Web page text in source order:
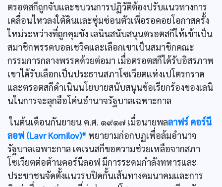
ตรอตสกีถูกจับและขบวนการปฏิวัติต้องปรับแนวทางการ
เคลื่อนไหวลงใต้ดินและซุ่มซ่อนตัวเพื่อรอคอยโอกาสครั้ง
ใหม่ระหว่างที่ถูกคุมขัง เลนินสนับสนุนตรอตสกีให้เข้าเป็น
สมาชิกพรรคบอลเชวิคและเลือกเขาเป็นสมาชิกคณะ
กรรมการกลางพรรคด้วยต่อมา เมื่อตรอตสกีได้รับอิสรภาพ
เขาได้รับเลือกเป็นประธานสภาโซเวียตแห่งเปโตรกราด
และตรอตสกีดำเนินนโยบายสนับสนุนข้อเรียกร้องของเลนิ
นในการจะลุกฮือโค่นอำนาจรัฐบาลเฉพาะกาล
ในต้นเดือนกันยายน ค.ศ. ๑๙๑๗ เมื่อนายพลลาฟร์ คอร์นี
ลอฟ (Lavr Kornilov)* พยายามก่อกบฏเพื่อล้มอำนาจ
รัฐบาลเฉพาะกาล เคเรนสกีขอความช่วยเหลือจากสภา
โซเวียตต่อต้านคอร์นีลอฟ มีการระดมกำลังทหารและ
ประชาชนจัดตั้งแนวรบปิดกั้นเส้นทางคมนาคมและการ